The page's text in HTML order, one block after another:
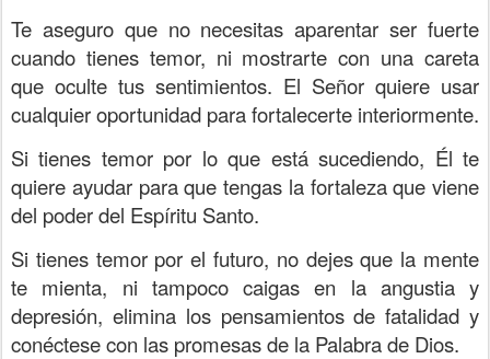
Te aseguro que no necesitas aparentar ser fuerte
cuando tienes temor, ni mostrarte con una careta
que oculte tus sentimientos. El Señor quiere usar
cualquier oportunidad para fortalecerte interiormente.
Si tienes temor por lo que está sucediendo, Él te
quiere ayudar para que tengas la fortaleza que viene
del poder del Espíritu Santo.
Si tienes temor por el futuro, no dejes que la mente
te mienta, ni tampoco caigas en la angustia y
depresión, elimina los pensamientos de fatalidad y
conéctese con las promesas de la Palabra de Dios.